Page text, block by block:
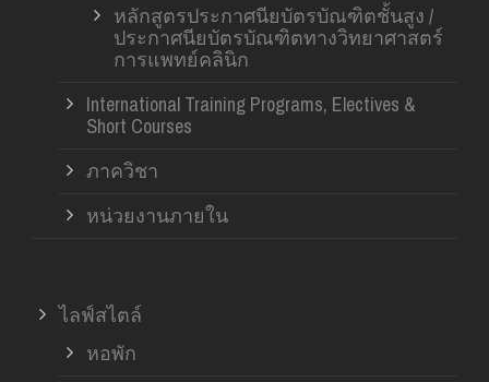
หลักสูตรประกาศนียบัตรบัณฑิตชั้นสูง /
ประกาศนียบัตรบัณฑิตทางวิทยาศาสตร์
การแพทย์คลินิก
International Training Programs, Electives &
Short Courses
ภาควิชา
หน่วยงานภายใน
ไลฟ์สไตล์
หอพัก